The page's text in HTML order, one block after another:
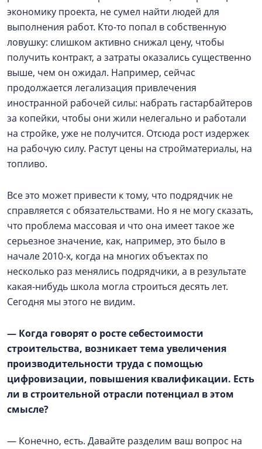
экономику проекта, не сумел найти людей для
выполнения работ. Кто-то попал в собственную
ловушку: слишком активно снижал цену, чтобы
получить контракт, а затраты оказались существенно
выше, чем он ожидал. Например, сейчас
продолжается легализация привлечения
иностранной рабочей силы: набрать гастарбайтеров
за копейки, чтобы они жили нелегально и работали
на стройке, уже не получится. Отсюда рост издержек
на рабочую силу. Растут цены на стройматериалы, на
топливо.
Все это может привести к тому, что подрядчик не
справляется с обязательствами. Но я не могу сказать,
что проблема массовая и что она имеет такое же
серьезное значение, как, например, это было в
начале 2010-х, когда на многих объектах по
несколько раз менялись подрядчики, а в результате
какая-нибудь школа могла строиться десять лет.
Сегодня мы этого не видим.
— Когда говорят о росте себестоимости
строительства, возникает тема увеличения
производительности труда с помощью
цифровизации, повышения квалификации. Есть
ли в строительной отрасли потенциал в этом
смысле?
— Конечно, есть. Давайте разделим ваш вопрос на